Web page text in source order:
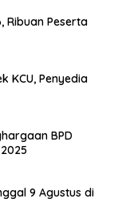
Ribuan Peserta
KCU, Penyedia
BPD
9 Agustus di